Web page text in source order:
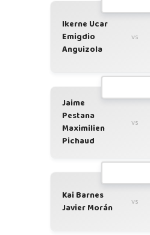
Ikerne Ucar
Emigdio
Anguizola
vs
Jaime
Pestana
Maximilien
Pichaud
vs
Kai Barnes
Javier Morán
vs